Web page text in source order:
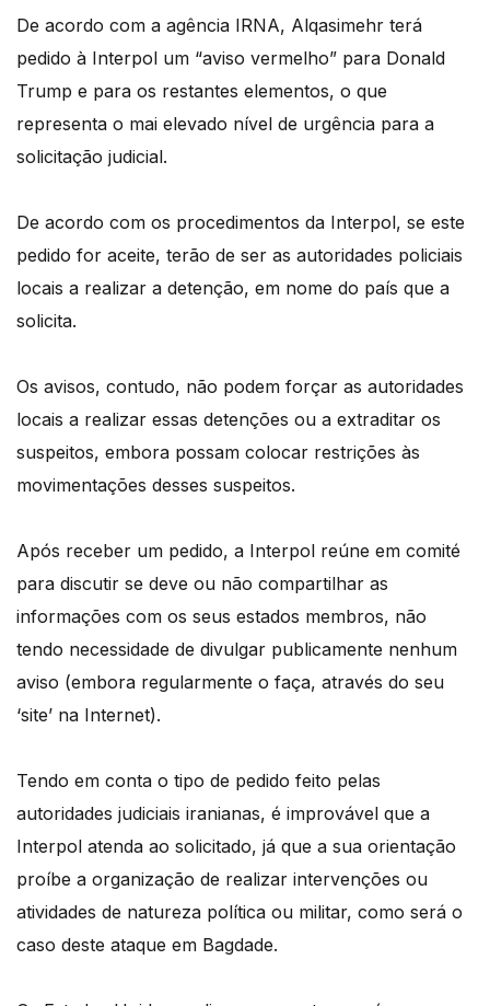
De acordo com a agência IRNA, Alqasimehr terá
pedido à Interpol um “aviso vermelho” para Donald
Trump e para os restantes elementos, o que
representa o mai elevado nível de urgência para a
solicitação judicial.
De acordo com os procedimentos da Interpol, se este
pedido for aceite, terão de ser as autoridades policiais
locais a realizar a detenção, em nome do país que a
solicita.
Os avisos, contudo, não podem forçar as autoridades
locais a realizar essas detenções ou a extraditar os
suspeitos, embora possam colocar restrições às
movimentações desses suspeitos.
Após receber um pedido, a Interpol reúne em comité
para discutir se deve ou não compartilhar as
informações com os seus estados membros, não
tendo necessidade de divulgar publicamente nenhum
aviso (embora regularmente o faça, através do seu
‘site’ na Internet).
Tendo em conta o tipo de pedido feito pelas
autoridades judiciais iranianas, é improvável que a
Interpol atenda ao solicitado, já que a sua orientação
proíbe a organização de realizar intervenções ou
atividades de natureza política ou militar, como será o
caso deste ataque em Bagdade.